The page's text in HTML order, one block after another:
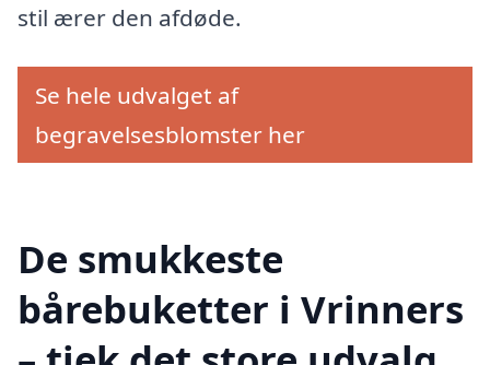
stil ærer den afdøde.
Se hele udvalget af
begravelsesblomster her
De smukkeste
bårebuketter i Vrinners